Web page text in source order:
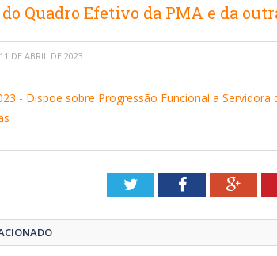
Quadro Efetivo da PMA e da
11 DE ABRIL DE 2023
- Dispoe sobre Progressão Funcional a
TwitterFacebook